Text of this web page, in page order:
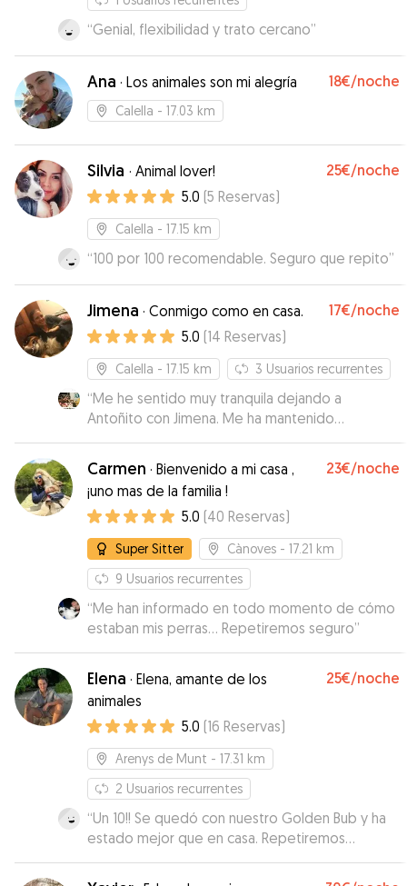
“Genial, flexibilidad y trato cercano”
Ana · Los animales son mi alegría 18€/noche
Calella - 17.03 km
Silvia · Animal lover! 25€/noche
5.0 (5 Reservas)
Calella - 17.15 km
“100 por 100 recomendable. Seguro que repito”
Jimena · Conmigo como en casa. 17€/noche
5.0 (14 Reservas)
Calella - 17.15 km 3 Usuarios recurrentes
“Me he sentido muy tranquila dejando a
Antoñito con Jimena. Me ha mantenido
informada a diario, y a Antoñito se le veía muy a
gusto. ¡Todo perfecto! Volveré a contar con ella
seguro.”
Carmen · Bienvenido a mi casa ,
¡uno mas de la familia !
23€/noche
5.0 (40 Reservas)
Super Sitter Cànoves - 17.21 km
9 Usuarios recurrentes
“Me han informado en todo momento de cómo
estaban mis perras... Repetiremos seguro”
Elena · Elena, amante de los
animales
25€/noche
5.0 (16 Reservas)
Arenys de Munt - 17.31 km
2 Usuarios recurrentes
“Un 10!! Se quedó con nuestro Golden Bub y ha
estado mejor que en casa. Repetiremos
seguro!!”